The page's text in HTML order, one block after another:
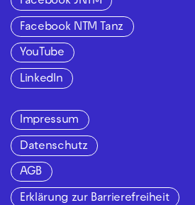
Facebook NTM Tanz
YouTube
LinkedIn
Impressum
Datenschutz
AGB
Erklärung zur Barrierefreiheit